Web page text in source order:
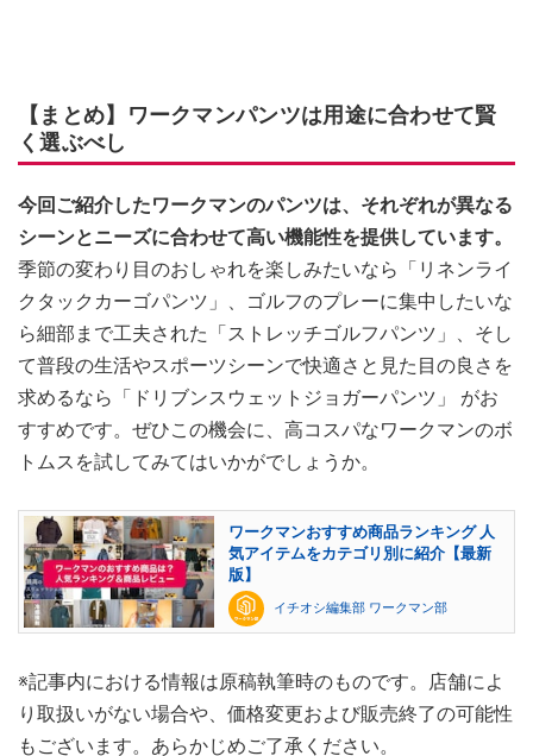
【まとめ】ワークマンパンツは用途に合わせて賢
く選ぶべし
今回ご紹介したワークマンのパンツは、それぞれが異なる
シーンとニーズに合わせて高い機能性を提供しています。
季節の変わり目のおしゃれを楽しみたいなら「リネンライ
クタックカーゴパンツ」、ゴルフのプレーに集中したいな
ら細部まで工夫された「ストレッチゴルフパンツ」、そし
て普段の生活やスポーツシーンで快適さと見た目の良さを
求めるなら「ドリブンスウェットジョガーパンツ」 がお
すすめです。ぜひこの機会に、高コスパなワークマンのボ
トムスを試してみてはいかがでしょうか。
ワークマンおすすめ商品ランキング 人
気アイテムをカテゴリ別に紹介【最新
版】
イチオシ編集部 ワークマン部
※記事内における情報は原稿執筆時のものです。店舗によ
り取扱いがない場合や、価格変更および販売終了の可能性
もございます。あらかじめご了承ください。